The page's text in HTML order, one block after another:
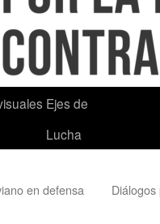
Ejes de
Lucha
en defensa